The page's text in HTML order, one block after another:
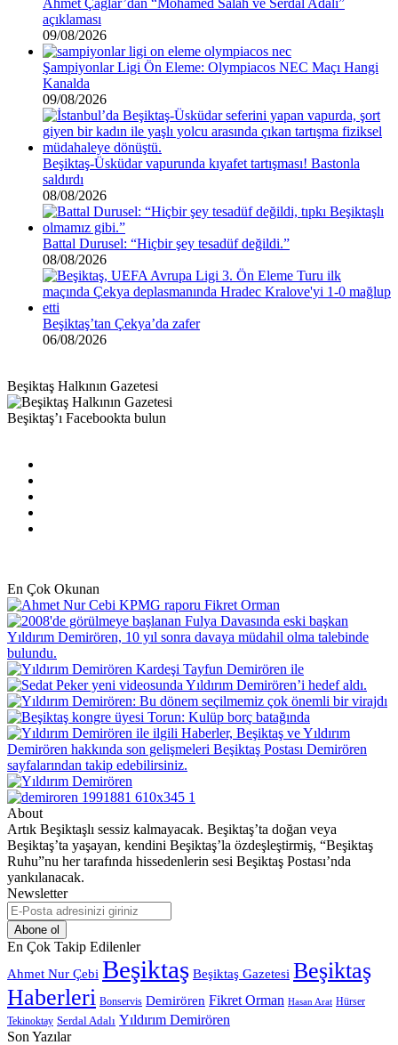
açıklaması
09/08/2026
Şampiyonlar Ligi Ön Eleme: Olympiacos NEC Maçı Hangi
Kanalda
09/08/2026
Beşiktaş-Üsküdar vapurunda kıyafet tartışması! Bastonla
saldırdı
08/08/2026
Battal Durusel: “Hiçbir şey tesadüf değildi.”
08/08/2026
Beşiktaş’tan Çekya’da zafer
06/08/2026
Beşiktaş Halkının Gazetesi
Beşiktaş’ı Facebookta bulun
En Çok Okunan
About
Artık Beşiktaşlı sessiz kalmayacak. Beşiktaş’ta doğan veya
Beşiktaş’ta yaşayan, kendini Beşiktaş’la özdeşleştirmiş, “Beşiktaş
Ruhu”nu her tarafında hissedenlerin sesi Beşiktaş Postası’nda
yankılanacak.
Newsletter
E-
Posta
adresinizi
giriniz
En Çok Takip Edilenler
Ahmet Nur Çebi Beşiktaş Beşiktaş Gazetesi Beşiktaş
Haberleri Bonservis Demirören Fikret Orman Hasan Arat Hürser
Tekinoktay Serdal Adalı Yıldırım Demirören
Son Yazılar